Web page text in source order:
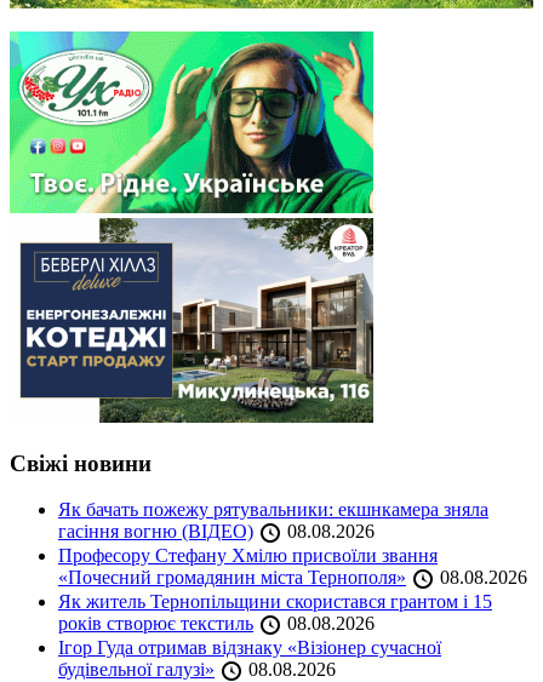
Свіжі новини
Як бачать пожежу рятувальники: екшнкамера зняла
гасіння вогню (ВІДЕО)
08.08.2026
Професору Стефану Хмілю присвоїли звання
«Почесний громадянин міста Тернополя»
08.08.2026
Як житель Тернопільщини скористався грантом і 15
років створює текстиль
08.08.2026
Ігор Гуда отримав відзнаку «Візіонер сучасної
будівельної галузі»
08.08.2026